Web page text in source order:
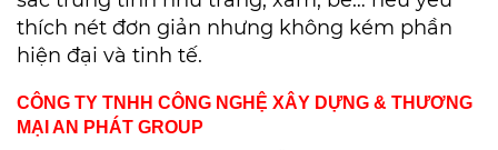
thích nét đơn giản nhưng không kém phần
hiện đại và tinh tế.
CÔNG TY TNHH CÔNG NGHỆ XÂY DỰNG & THƯƠNG
MẠI AN PHÁT GROUP